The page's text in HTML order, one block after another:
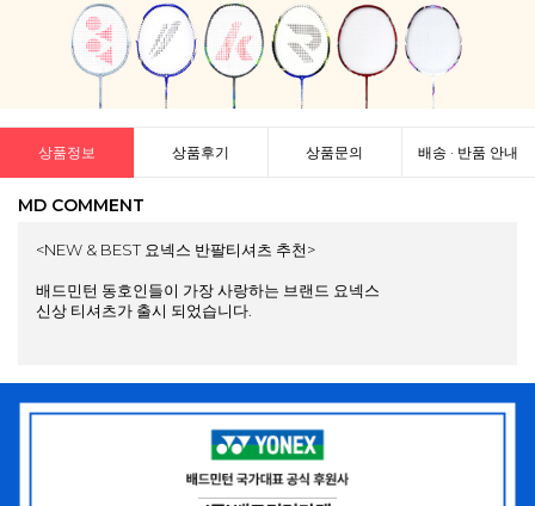
상품정보 상품후기 상품문의 배송 · 반품 안내
MD COMMENT
<NEW & BEST 요넥스 반팔티셔츠 추천>
배드민턴 동호인들이 가장 사랑하는 브랜드 요넥스
신상 티셔츠가 출시 되었습니다.